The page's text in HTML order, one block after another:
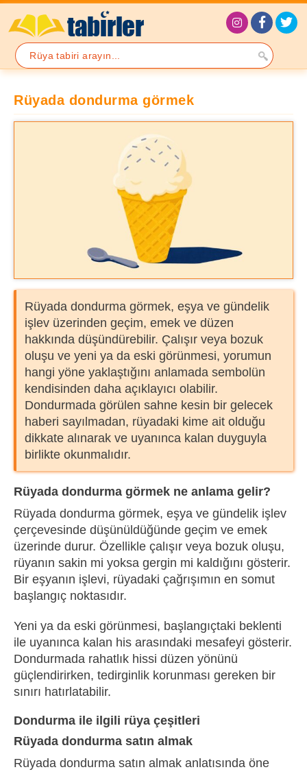
Rüyada dondurma görmek
Rüyada dondurma görmek, eşya ve gündelik
işlev üzerinden geçim, emek ve düzen
hakkında düşündürebilir. Çalışır veya bozuk
oluşu ve yeni ya da eski görünmesi, yorumun
hangi yöne yaklaştığını anlamada sembolün
kendisinden daha açıklayıcı olabilir.
Dondurmada görülen sahne kesin bir gelecek
haberi sayılmadan, rüyadaki kime ait olduğu
dikkate alınarak ve uyanınca kalan duyguyla
birlikte okunmalıdır.
Rüyada dondurma görmek ne anlama gelir?
Rüyada dondurma görmek, eşya ve gündelik işlev
çerçevesinde düşünüldüğünde geçim ve emek
üzerinde durur. Özellikle çalışır veya bozuk oluşu,
rüyanın sakin mi yoksa gergin mi kaldığını gösterir.
Bir eşyanın işlevi, rüyadaki çağrışımın en somut
başlangıç noktasıdır.
Yeni ya da eski görünmesi, başlangıçtaki beklenti
ile uyanınca kalan his arasındaki mesafeyi gösterir.
Dondurmada rahatlık hissi düzen yönünü
güçlendirirken, tedirginlik korunması gereken bir
sınırı hatırlatabilir.
Dondurma ile ilgili rüya çeşitleri
Rüyada dondurma satın almak
Rüyada dondurma satın almak anlatısında öne